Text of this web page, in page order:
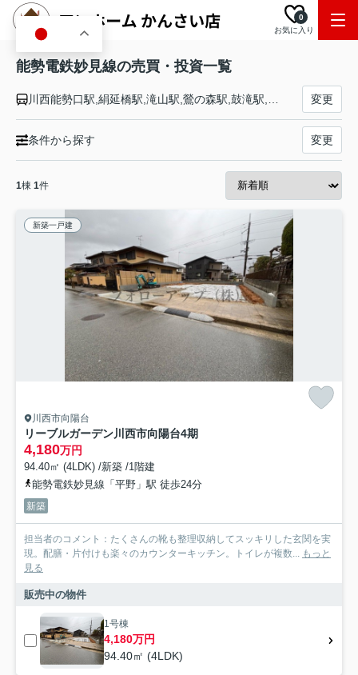
お気に入り
0
能勢電鉄妙見線の売買・投資一覧
変更
条件から探す 変更
1棟 1件
新築一戸建
川西市向陽台
リーブルガーデン川西市向陽台4期
4,180万円
94.40㎡ (4LDK) /新築 /1階建
能勢電鉄妙見線「平野」駅 徒歩24分
新築
担当者のコメント：たくさんの靴も整理収納してスッキリした玄関を実
現。配膳・片付けも楽々のカウンターキッチン。トイレが複数... もっと
見る
販売中の物件
1号棟
4,180万円
94.40㎡ (4LDK)